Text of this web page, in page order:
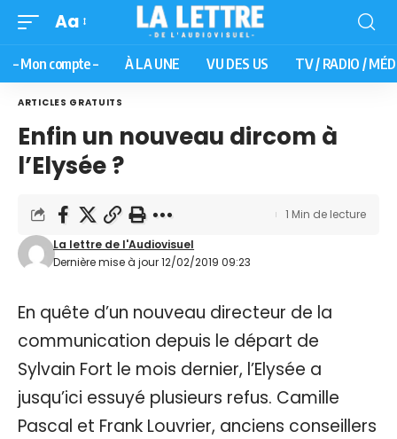
Aa
– Mon compte – À LA UNE VU DES US TV / RADIO /
ARTICLES GRATUITS
Enfin un nouveau dircom à
l’Elysée ?
Dernière mise à jour 12/02/2019 09:23
La lettre de l'Audiovisuel
1 Min de lecture
En quête d’un nouveau directeur de la
communication depuis le départ de
Sylvain Fort le mois dernier, l’Elysée a
jusqu’ici essuyé plusieurs refus. Camille
Pascal et Frank Louvrier, anciens conseillers